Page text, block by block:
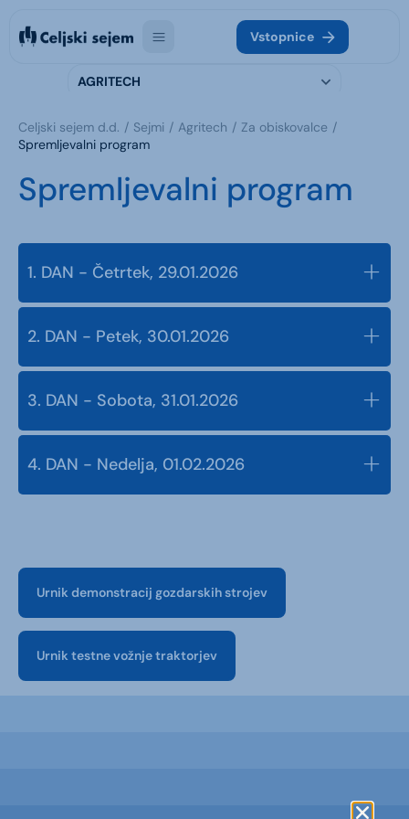
Vstopnice
AGRITECH
Celjski sejem d.d. Sejmi Agritech
Za obiskovalce
Spremljevalni program
Spremljevalni program
1. DAN - Četrtek, 29.01.2026
2. DAN - Petek, 30.01.2026
3. DAN - Sobota, 31.01.2026
4. DAN - Nedelja, 01.02.2026
Urnik demonstracij gozdarskih strojev
Urnik testne vožnje traktorjev